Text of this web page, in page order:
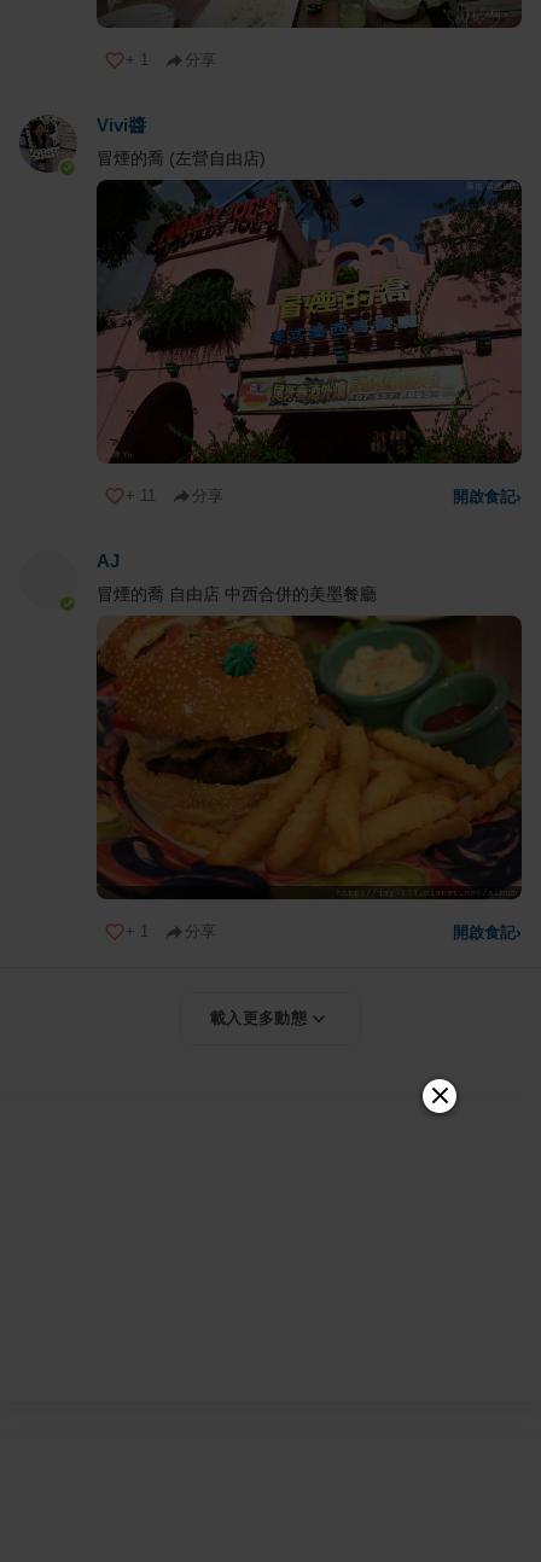
+ 1 分享
Vivi醬
冒煙的喬 (左營自由店)
+ 11 分享 開啟食記›
AJ
冒煙的喬 自由店 中西合併的美墨餐廳
+ 1 分享 開啟食記›
載入更多動態